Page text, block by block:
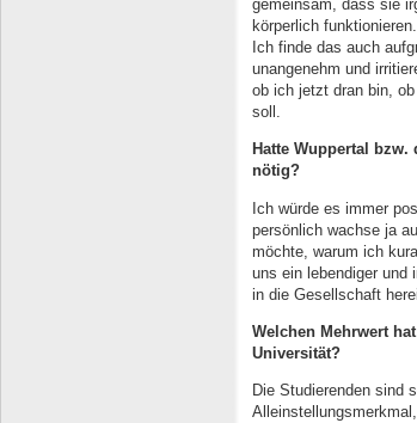
gemeinsam, dass sie
körperlich
Ich finde das auch
unangenehm und
ob ich jetzt dran bin,
soll.
Hatte Wuppertal
nötig?
Ich würde es immer
persönlich wachse ja
möchte, warum ich
uns ein lebendiger und
in die Gesellschaft
Welchen Mehrwert
Universität?
Die Studierenden sind